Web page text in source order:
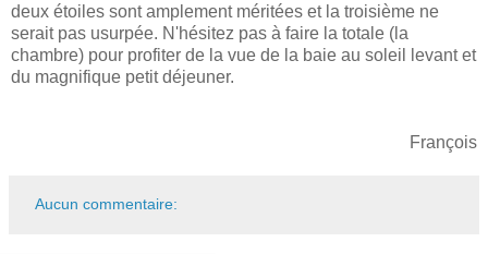
deux étoiles sont amplement méritées et la troisième ne
serait pas usurpée. N'hésitez pas à faire la totale (la
chambre) pour profiter de la vue de la baie au soleil levant et
du magnifique petit déjeuner.
François
Aucun commentaire: